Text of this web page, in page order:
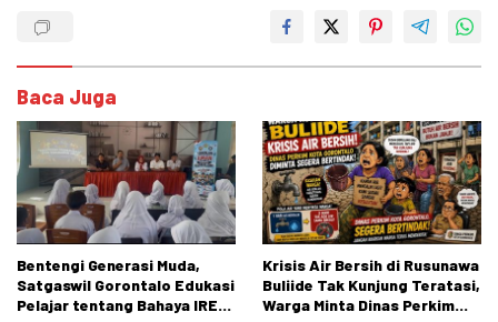
Baca Juga
Bentengi Generasi Muda,
Satgaswil Gorontalo Edukasi
Pelajar tentang Bahaya IRET,
Krisis Air Bersih di Rusunawa
Buliide Tak Kunjung Teratasi,
Warga Minta Dinas Perkim